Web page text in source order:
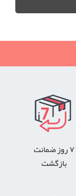
۷ روز ضمانت
بازگشت